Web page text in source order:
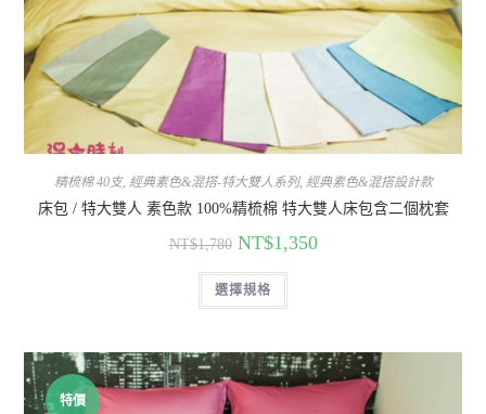
精梳棉 40支, 經典素色&混搭-特大雙人系列, 經典素色&混搭設計款
床包 / 特大雙人 素色款 100%精梳棉 特大雙人床包含二個枕套
NT$1,780 NT$1,350
選擇規格
特價